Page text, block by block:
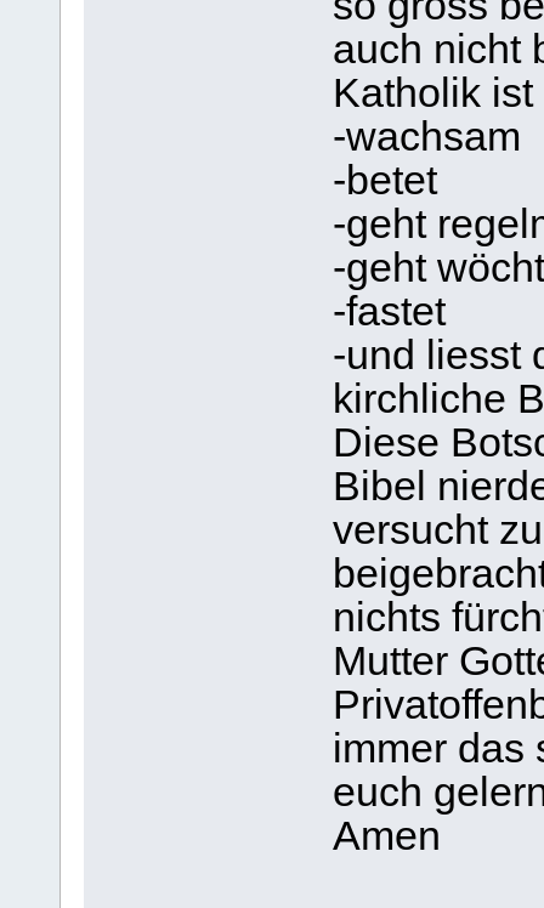
auch nicht
Katholik ist
-wachsam
-betet
-geht
-geht
-fastet
-und liesst
kirchliche
Diese
Bibel
versucht
nichts
Mutter
immer das
euch
Amen